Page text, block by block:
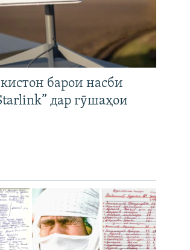
барои насби
дар гӯшаҳои